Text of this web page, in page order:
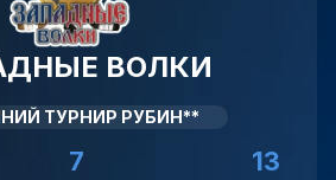
ВОЛКИ
ТУРНИР РУБИН**
7 13